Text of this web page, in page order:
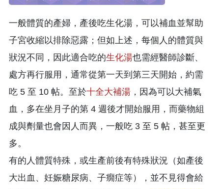
一般體質的產婦，產後吃生化湯，可以補血並幫助
子宮收縮以排除惡露；但如上述，每個人的體質與
狀況不同，因此適合吃的生化湯也需經醫師診斷、
處方再行服用，通常從第一天到第三天開始，約需
吃 5 至 10 帖。至於十全大補湯 ，因為可以大補氣
血，多在坐月子的第 4 週後才開始服用，而藥物組
成與劑量也會因人而異，一般吃 3 至 5 帖，甚至更
多。
有的人體質特殊，或生產前後有特殊狀況（如產後
大出血、妊娠糖尿病、子癇症等），並不見得會給